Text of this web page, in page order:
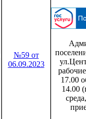
№59 от
06.09.2023
17.00
14.00